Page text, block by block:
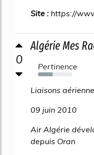
Site : https://
0
Algérie Mes
Pertinence
43%
Liaisons
09 juin 2010
Air Algérie
depuis Oran